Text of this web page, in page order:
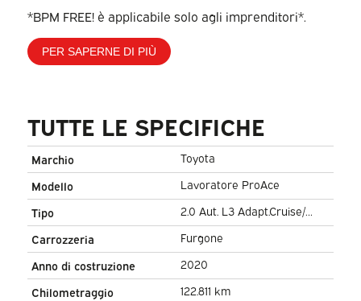
*BPM FREE! è applicabile solo agli imprenditori*.
PER SAPERNE DI PIÙ
TUTTE LE SPECIFICHE
Marchio
Toyota
Modello
Lavoratore ProAce
Tipo
2.0 Aut. L3 Adapt.Cruise/
Headup/ Riscaldamento del
cavalletto/ Riscaldamento dei
sedili/ Keyless/ Carplay/ Navi/
Carrozzeria
Furgone
Anno di costruzione
2020
Chilometraggio
122.811 km